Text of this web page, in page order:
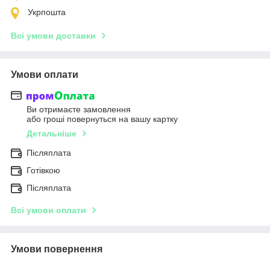
Укрпошта
Всі умови доставки
Умови оплати
Ви отримаєте замовлення
або гроші повернуться на вашу картку
Детальніше
Післяплата
Готівкою
Післяплата
Всі умови оплати
Умови повернення